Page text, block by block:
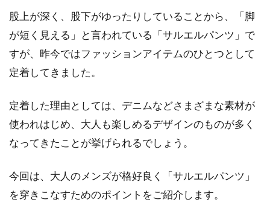
股上が深く、股下がゆったりしていることから、「脚
が短く見える」と言われている「サルエルパンツ」で
すが、昨今ではファッションアイテムのひとつとして
定着してきました。
定着した理由としては、デニムなどさまざまな素材が
使われはじめ、大人も楽しめるデザインのものが多く
なってきたことが挙げられるでしょう。
今回は、大人のメンズが格好良く「サルエルパンツ」
を穿きこなすためのポイントをご紹介します。